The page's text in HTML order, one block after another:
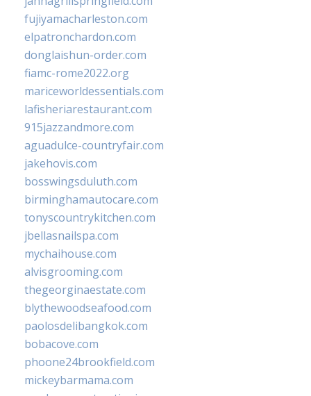
fujiyamacharleston.com
elpatronchardon.com
donglaishun-order.com
fiamc-rome2022.org
mariceworldessentials.com
lafisheriarestaurant.com
915jazzandmore.com
aguadulce-countryfair.com
jakehovis.com
bosswingsduluth.com
birminghamautocare.com
tonyscountrykitchen.com
jbellasnailspa.com
mychaihouse.com
alvisgrooming.com
thegeorginaestate.com
blythewoodseafood.com
paolosdelibangkok.com
bobacove.com
phoone24brookfield.com
mickeybarmama.com